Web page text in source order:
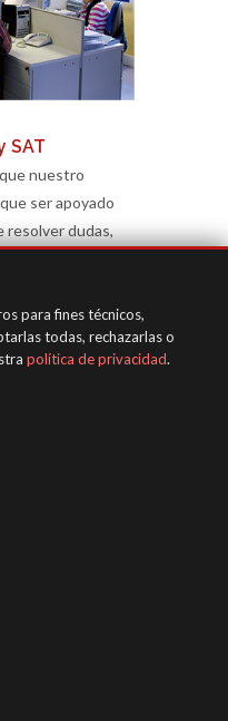
SAT
nuestro
ser apoyado
resolver dudas,
cualquier
mismas tratadas
cualificado
soluciones de
para fines técnicos,
todas, rechazarlas o
política de privacidad.